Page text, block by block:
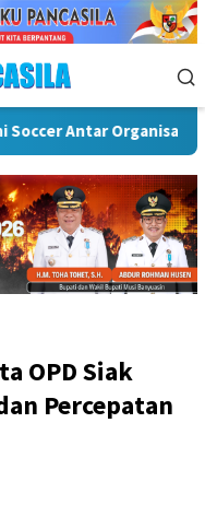
(OPD) Musi Rawas
OPD Siak
Percepatan